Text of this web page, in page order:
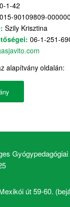
1-42
90109809-
Szily Krisztina
06-1-251-
alapítvány oldalán:
út 59-60.